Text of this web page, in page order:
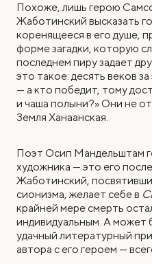
Похоже, лишь герою
Жаботинский высказать
коренящееся в его душе,
форме загадки, которую
последнем пиру задает
это такое: десять веков
— а кто победит, тому
и чаша полыни?» Они не
Земля Ханаанская.
Поэт Осип Мандельштам
художника — это его
Жаботинский,
сионизма, желает себе в
крайней мере смерть
индивидуальным. А может
удачный литературный
автора с его героем —